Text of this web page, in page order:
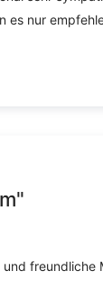
es nur
freundliche